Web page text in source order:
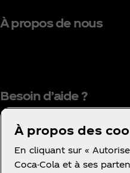
À propos de nous
Besoin d’aide ?
À propos des
En cliquant sur «
Coca-Cola et à ses